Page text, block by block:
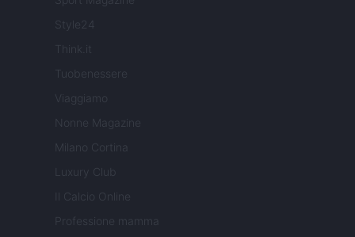
Style24
Think.it
Tuobenessere
Viaggiamo
Nonne Magazine
Milano Cortina
Luxury Club
Il Calcio Online
Professione mamma